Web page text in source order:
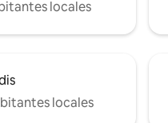
locales
locales